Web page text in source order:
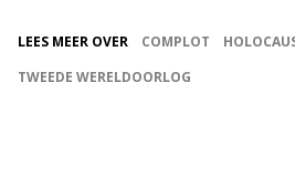
LEES MEER OVER COMPLOT
TWEEDE WERELDOORLOG